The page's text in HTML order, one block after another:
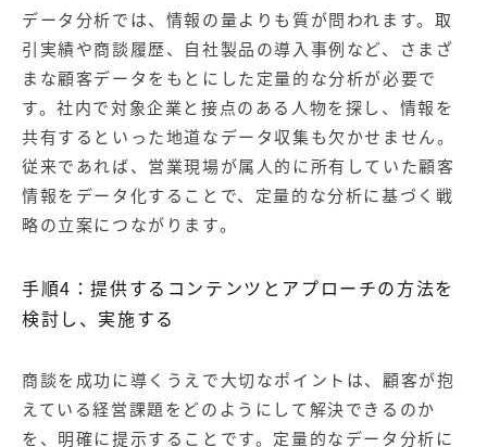
データ分析では、情報の量よりも質が問われます。取
引実績や商談履歴、自社製品の導入事例など、さまざ
まな顧客データをもとにした定量的な分析が必要で
す。社内で対象企業と接点のある人物を探し、情報を
共有するといった地道なデータ収集も欠かせません。
従来であれば、営業現場が属人的に所有していた顧客
情報をデータ化することで、定量的な分析に基づく戦
略の立案につながります。
手順4：提供するコンテンツとアプローチの方法を
検討し、実施する
商談を成功に導くうえで大切なポイントは、顧客が抱
えている経営課題をどのようにして解決できるのか
を、明確に提示することです。定量的なデータ分析に